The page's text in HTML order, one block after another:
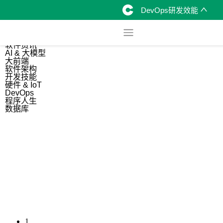
DevOps研发效能
软件资讯
AI & 大模型
大前端
软件架构
开发技能
硬件 & IoT
DevOps
程序人生
数据库
1